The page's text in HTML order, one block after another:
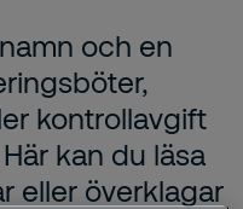
och en
kontrollavgift
kan du läsa
eller överklagar